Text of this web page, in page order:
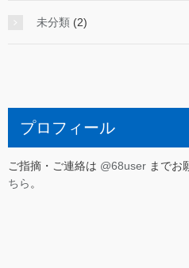
未分類 (2)
プロフィール
ご指摘・ご連絡は @68user までお
ちら。